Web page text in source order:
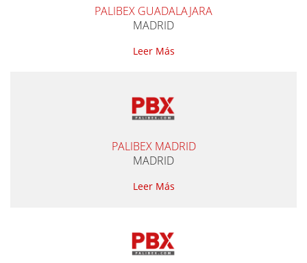
PALIBEX GUADALAJARA
MADRID
Leer Más
PALIBEX MADRID
MADRID
Leer Más